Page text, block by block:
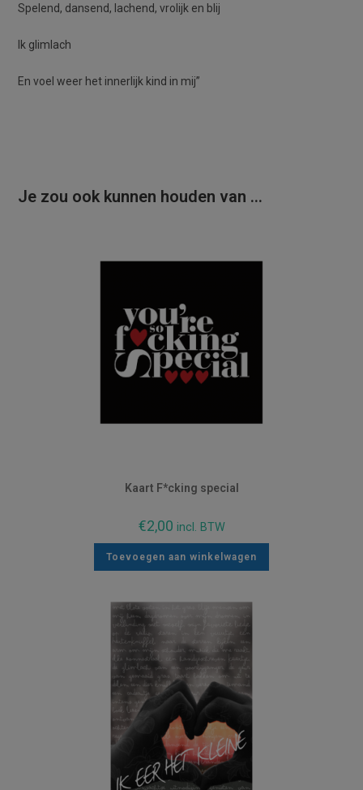
Spelend, dansend, lachend, vrolijk en blij
Ik glimlach
En voel weer het innerlijk kind in mij”
Je zou ook kunnen houden van …
Kaart F*cking special
€2,00 incl. BTW
Toevoegen aan winkelwagen